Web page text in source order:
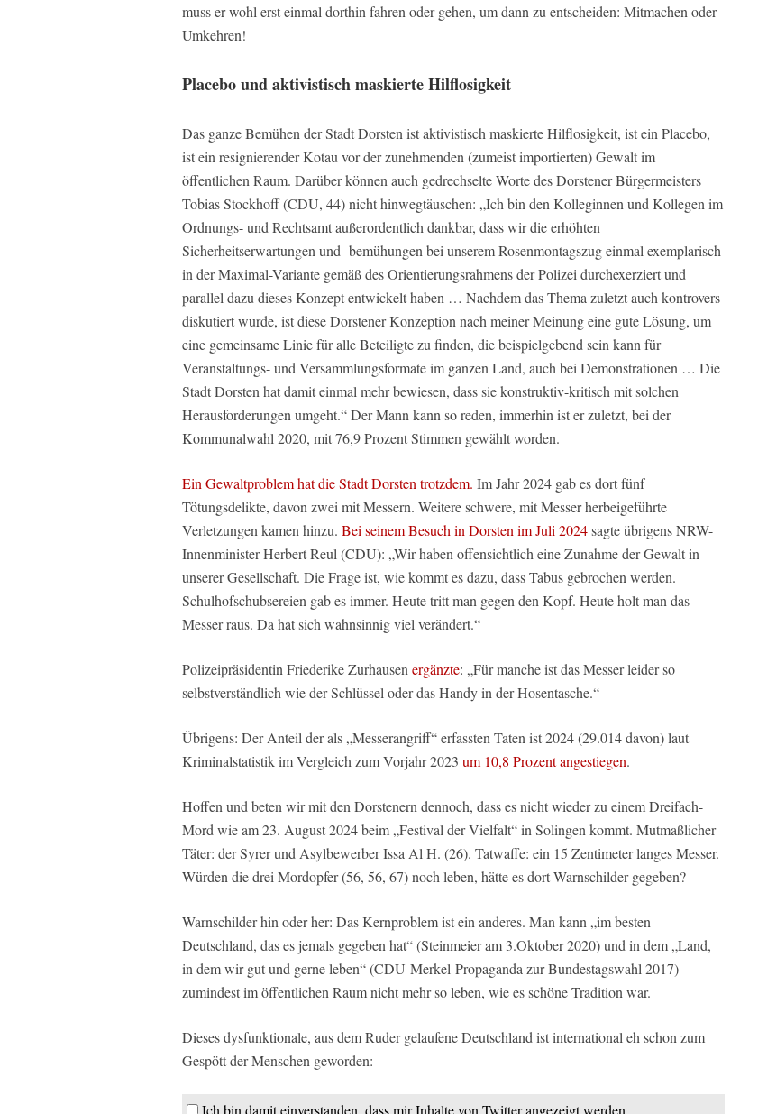
muss er wohl erst einmal dorthin fahren oder gehen, um dann zu entscheiden: Mitmachen oder
Umkehren!
Placebo und aktivistisch maskierte Hilflosigkeit
Das ganze Bemühen der Stadt Dorsten ist aktivistisch maskierte Hilflosigkeit, ist ein Placebo,
ist ein resignierender Kotau vor der zunehmenden (zumeist importierten) Gewalt im
öffentlichen Raum. Darüber können auch gedrechselte Worte des Dorstener Bürgermeisters
Tobias Stockhoff (CDU, 44) nicht hinwegtäuschen: „Ich bin den Kolleginnen und Kollegen im
Ordnungs- und Rechtsamt außerordentlich dankbar, dass wir die erhöhten
Sicherheitserwartungen und -bemühungen bei unserem Rosenmontagszug einmal exemplarisch
in der Maximal-Variante gemäß des Orientierungsrahmens der Polizei durchexerziert und
parallel dazu dieses Konzept entwickelt haben … Nachdem das Thema zuletzt auch kontrovers
diskutiert wurde, ist diese Dorstener Konzeption nach meiner Meinung eine gute Lösung, um
eine gemeinsame Linie für alle Beteiligte zu finden, die beispielgebend sein kann für
Veranstaltungs- und Versammlungsformate im ganzen Land, auch bei Demonstrationen … Die
Stadt Dorsten hat damit einmal mehr bewiesen, dass sie konstruktiv-kritisch mit solchen
Herausforderungen umgeht.“ Der Mann kann so reden, immerhin ist er zuletzt, bei der
Kommunalwahl 2020, mit 76,9 Prozent Stimmen gewählt worden.
Ein Gewaltproblem hat die Stadt Dorsten trotzdem. Im Jahr 2024 gab es dort fünf
Tötungsdelikte, davon zwei mit Messern. Weitere schwere, mit Messer herbeigeführte
Verletzungen kamen hinzu. Bei seinem Besuch in Dorsten im Juli 2024sagte übrigens NRW-
Innenminister Herbert Reul (CDU): „Wir haben offensichtlich eine Zunahme der Gewalt in
unserer Gesellschaft. Die Frage ist, wie kommt es dazu, dass Tabus gebrochen werden.
Schulhofschubsereien gab es immer. Heute tritt man gegen den Kopf. Heute holt man das
Messer raus. Da hat sich wahnsinnig viel verändert.“
Polizeipräsidentin Friederike Zurhausenergänzte: „Für manche ist das Messer leider so
selbstverständlich wie der Schlüssel oder das Handy in der Hosentasche.“
Übrigens: Der Anteil der als „Messerangriff“ erfassten Taten ist 2024 (29.014 davon) laut
Kriminalstatistik im Vergleich zum Vorjahr 2023 um 10,8 Prozent angestiegen.
Hoffen und beten wir mit den Dorstenern dennoch, dass es nicht wieder zu einem Dreifach-
Mord wie am 23. August 2024 beim „Festival der Vielfalt“ in Solingen kommt. Mutmaßlicher
Täter: der Syrer und Asylbewerber Issa Al H. (26). Tatwaffe: ein 15 Zentimeter langes Messer.
Würden die drei Mordopfer (56, 56, 67) noch leben, hätte es dort Warnschilder gegeben?
Warnschilder hin oder her: Das Kernproblem ist ein anderes. Man kann „im besten
Deutschland, das es jemals gegeben hat“ (Steinmeier am 3.Oktober 2020) und in dem „Land,
in dem wir gut und gerne leben“ (CDU-Merkel-Propaganda zur Bundestagswahl 2017)
zumindest im öffentlichen Raum nicht mehr so leben, wie es schöne Tradition war.
Dieses dysfunktionale, aus dem Ruder gelaufene Deutschland ist international eh schon zum
Gespött der Menschen geworden: